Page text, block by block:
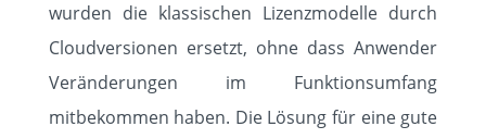
HOME
wurden die klassischen Lizenzmodelle durch
Cloudversionen ersetzt, ohne dass Anwender
Veränderungen im Funktionsumfang
mitbekommen haben. Die Lösung für eine gute